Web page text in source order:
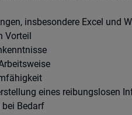
insbesondere Excel und
Vorteil
eines reibungslosen
Bedarf